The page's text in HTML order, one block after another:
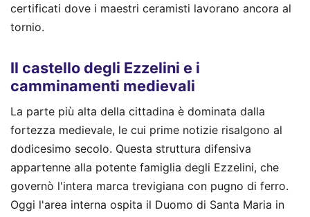
certificati dove i maestri ceramisti lavorano ancora al
tornio.
Il castello degli Ezzelini e i
camminamenti medievali
La parte più alta della cittadina è dominata dalla
fortezza medievale, le cui prime notizie risalgono al
dodicesimo secolo. Questa struttura difensiva
appartenne alla potente famiglia degli Ezzelini, che
governò l'intera marca trevigiana con pugno di ferro.
Oggi l'area interna ospita il Duomo di Santa Maria in